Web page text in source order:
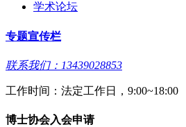
学术论坛
专题宣传栏
联系我们：13439028853
工作时间：法定工作日，9:00~18:00
博士协会入会申请